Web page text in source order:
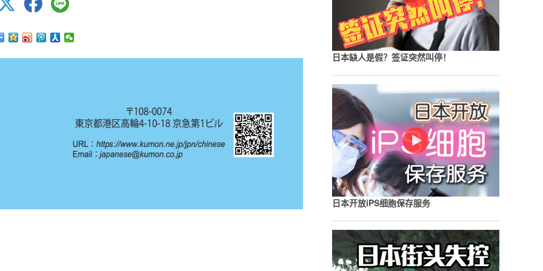
日本缺人是假？签证突然叫停！
日本开放iPS细胞保存服务